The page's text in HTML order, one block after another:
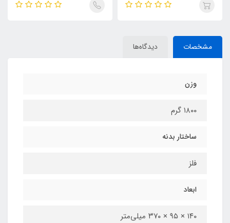
مشخصات دیدگاه‌ها
وزن
۱۸۰۰ گرم
ساختار بدنه
فلز
ابعاد
۱۴۰ × ۹۵ × ۳۷۰ میلی‌متر